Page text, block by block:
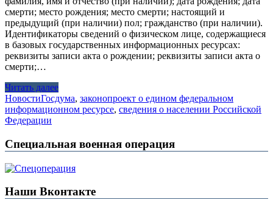
смерти; место рождения; место смерти; настоящий и
предыдущий (при наличии) пол; гражданство (при наличии).
Идентификаторы сведений о физическом лице, содержащиеся
в базовых государственных информационных ресурсах:
реквизиты записи акта о рождении; реквизиты записи акта о
смерти;…
Читать далее
НовостиГосдума, законопроект о едином федеральном
информационном ресурсе, сведения о населении Российской
Федерации
Специальная военная операция
Наши Вконтакте